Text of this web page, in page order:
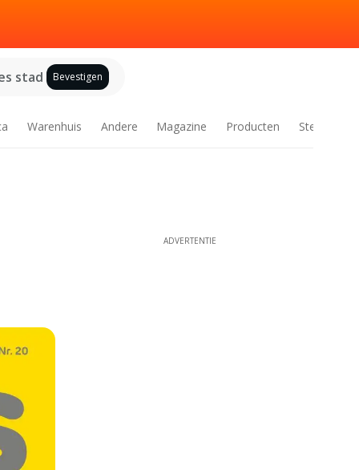
stad Bevestigen
Warenhuis Andere Magazine Producten Steden
ADVERTENTIE